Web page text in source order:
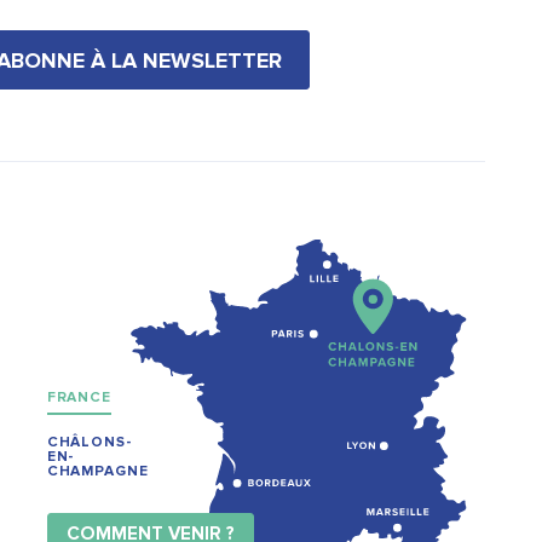
À LA NEWSLETTER
FRANCE
CHÂLONS-
EN-
CHAMPAGNE
COMMENT VENIR ?